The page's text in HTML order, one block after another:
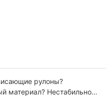
рулоны?
материал? Нестабильное